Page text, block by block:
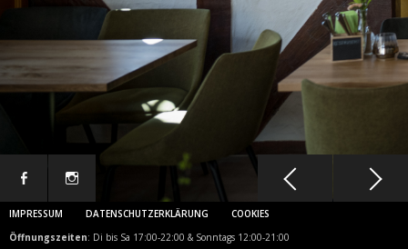
IMPRESSUM DATENSCHUTZERKLÄRUNG
COOKIES
Öffnungszeiten: Di bis Sa 17:00-22:00 & Sonntags 12:00-21:00